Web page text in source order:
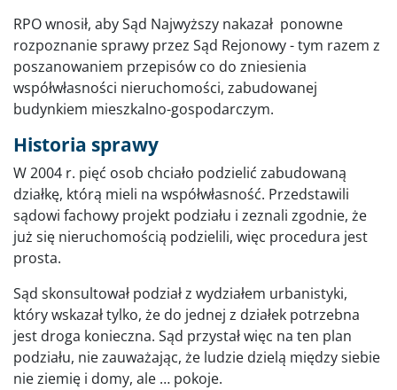
RPO wnosił, aby Sąd Najwyższy nakazał ponowne
rozpoznanie sprawy przez Sąd Rejonowy - tym razem z
poszanowaniem przepisów co do zniesienia
współwłasności nieruchomości, zabudowanej
budynkiem mieszkalno-gospodarczym.
Historia sprawy
W 2004 r. pięć osob chciało podzielić zabudowaną
działkę, którą mieli na współwłasność. Przedstawili
sądowi fachowy projekt podziału i zeznali zgodnie, że
już się nieruchomością podzielili, więc procedura jest
prosta.
Sąd skonsultował podział z wydziałem urbanistyki,
który wskazał tylko, że do jednej z działek potrzebna
jest droga konieczna. Sąd przystał więc na ten plan
podziału, nie zauważając, że ludzie dzielą między siebie
nie ziemię i domy, ale … pokoje.